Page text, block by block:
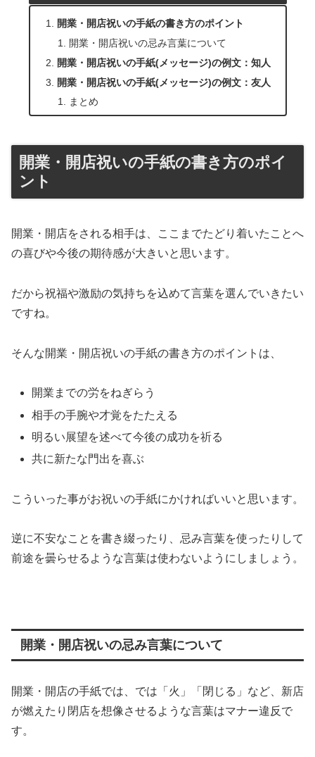
開業・開店祝いの手紙の書き方のポイント
開業・開店祝いの忌み言葉について
開業・開店祝いの手紙(メッセージ)の例文：知人
開業・開店祝いの手紙(メッセージ)の例文：友人
まとめ
開業・開店祝いの手紙の書き方のポイ
ント
開業・開店をされる相手は、ここまでたどり着いたことへ
の喜びや今後の期待感が大きいと思います。
だから祝福や激励の気持ちを込めて言葉を選んでいきたい
ですね。
そんな開業・開店祝いの手紙の書き方のポイントは、
開業までの労をねぎらう
相手の手腕や才覚をたたえる
明るい展望を述べて今後の成功を祈る
共に新たな門出を喜ぶ
こういった事がお祝いの手紙にかければいいと思います。
逆に不安なことを書き綴ったり、忌み言葉を使ったりして
前途を曇らせるような言葉は使わないようにしましょう。
開業・開店祝いの忌み言葉について
開業・開店の手紙では、では「火」「閉じる」など、新店
が燃えたり閉店を想像させるような言葉はマナー違反で
す。